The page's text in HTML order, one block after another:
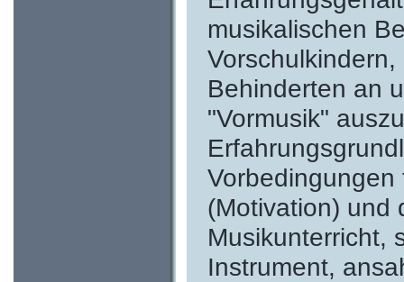
musikalischen
Behinderten an
"Vormusik"
(Motivation) und
Musikunterricht,
Instrument,